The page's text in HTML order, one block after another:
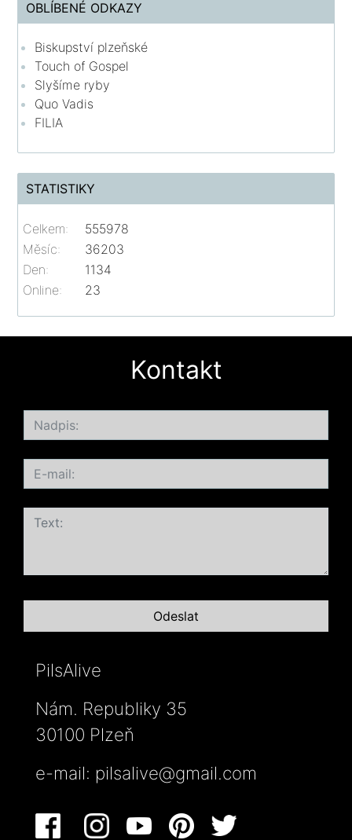
OBLÍBENÉ ODKAZY
Biskupství plzeňské
Touch of Gospel
Slyšíme ryby
Quo Vadis
FILIA
STATISTIKY
Online: 23
Celkem:
555978
Měsíc:
36203
Den:
1134
Kontakt
PilsAlive
Nám. Republiky 35
30100 Plzeň
e-mail: pilsalive@gmail.com